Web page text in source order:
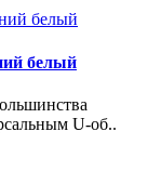
белый
U-об..